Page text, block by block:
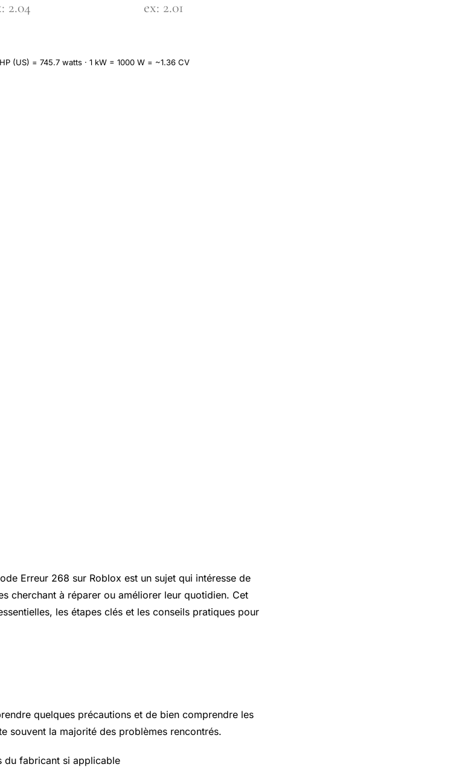
(US) = 745.7 watts · 1 kW = 1000 W = ~1.36 CV
Erreur 268 sur Roblox est un sujet qui intéresse de
cherchant à réparer ou améliorer leur quotidien. Cet
les étapes clés et les conseils pratiques pour
quelques précautions et de bien comprendre les
souvent la majorité des problèmes rencontrés.
du fabricant si applicable